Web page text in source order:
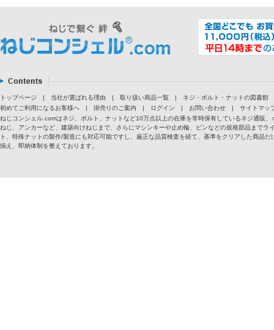
トップページ | 当社が選ばれる理由 | 取り扱い商品一覧 |
ネジ・ボルト・ナットの図書館
初めてご利用になるお客様へ
| 掛売りのご案内 | ログイン | お問い合わせ |
サイトマッ
ねじコンシェル.comはネジ、ボルト、ナットなど10万点以上の在庫を常時保有しているネジ通販
ねじ、アンカーなど、建築向けねじまで、さらにマシンキーや止め輪、ピンなどの規格部品まで
ト、特殊ナットの製作/製造にも対応可能ですし、厳正な品質検査を経て、基準をクリアした商品
揃え、即納体制を整えております。